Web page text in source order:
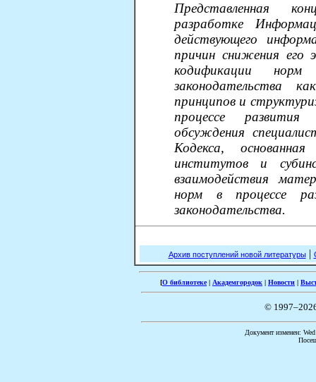
Представленная
разработке
действующего
причин снижения его
кодификации
законодательства
принципов и
процессе
обсуждения
Кодекса,
институтов и
взаимодействия
норм в процессе
законодательства.
Архив поступлений новой литературы|
[О библиотеке| Академгородок | Новости |
©
Документ изменен: